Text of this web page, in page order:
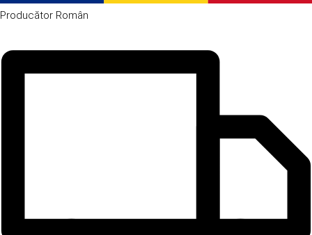
Producător Român